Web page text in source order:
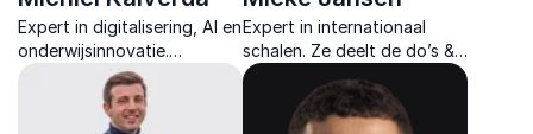
Expert in digitalisering, AI en
onderwijsinnovatie.
Inspireert met praktische
inzichten en interactieve
werkvormen.
Expert in internationaal
schalen. Ze deelt de do’s &
don’ts van internationaal
schalen en geeft
interactieve Event Sprints